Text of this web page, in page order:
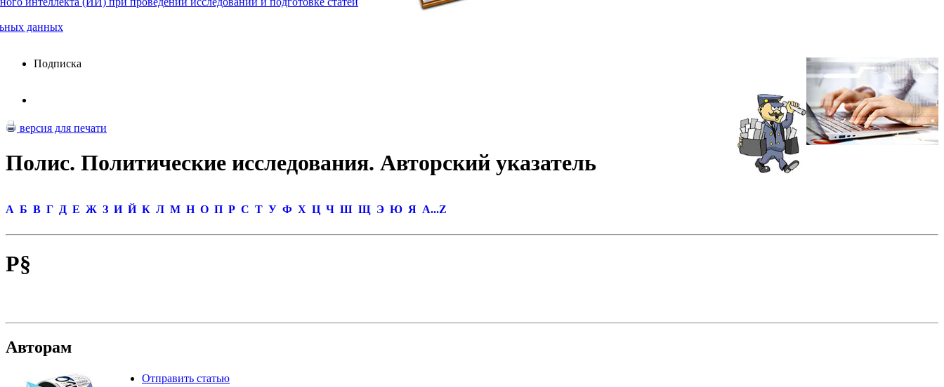
данных
Подписка
версия для печати
Полис. Политические исследования. Авторский указатель
А Б В Г Д Е Ж З И Й К Л М Н О П Р С Т У Ф Х Ц Ч Ш Щ Э Ю Я A...Z
Р§
Авторам
Отправить статью